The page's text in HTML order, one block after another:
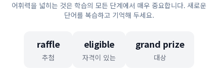
어휘력을 넓히는 것은 학습의 모든 단계에서 매우 중요합니다. 새로운
단어를 복습하고 기억해 두세요.
raffle
추첨
eligible
자격이 있는
grand prize
대상